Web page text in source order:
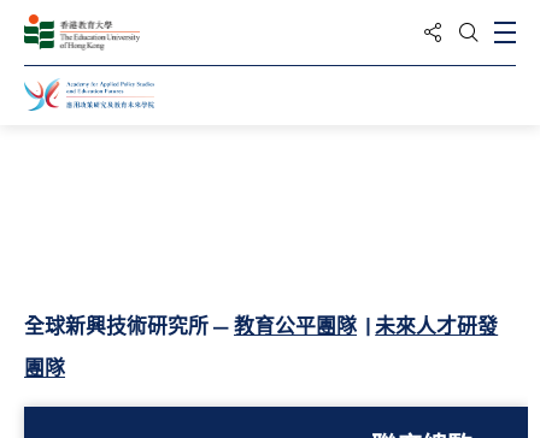
分享到
打開搜
打
全球新興技術研究所 —教育公平團隊 | 未來人才研發
團隊